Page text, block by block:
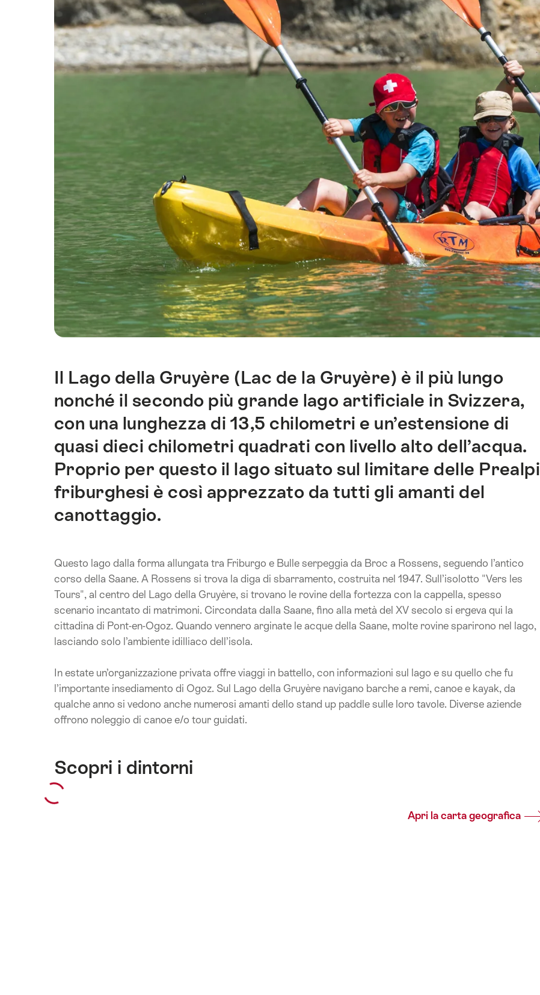
Introduzione
Il Lago della Gruyère (Lac de la Gruyère) è il più lungo
nonché il secondo più grande lago artificiale in Svizzera,
con una lunghezza di 13,5 chilometri e un’estensione di
quasi dieci chilometri quadrati con livello alto dell’acqua.
Proprio per questo il lago situato sul limitare delle Prealpi
friburghesi è così apprezzato da tutti gli amanti del
canottaggio.
Questo lago dalla forma allungata tra Friburgo e Bulle serpeggia da Broc a Rossens, seguendo l’antico
corso della Saane. A Rossens si trova la diga di sbarramento, costruita nel 1947. Sull’isolotto "Vers les
Tours", al centro del Lago della Gruyère, si trovano le rovine della fortezza con la cappella, spesso
scenario incantato di matrimoni. Circondata dalla Saane, fino alla metà del XV secolo si ergeva qui la
cittadina di Pont-en-Ogoz. Quando vennero arginate le acque della Saane, molte rovine sparirono nel lago,
lasciando solo l’ambiente idilliaco dell’isola.
In estate un’organizzazione privata offre viaggi in battello, con informazioni sul lago e su quello che fu
l’importante insediamento di Ogoz. Sul Lago della Gruyère navigano barche a remi, canoe e kayak, da
qualche anno si vedono anche numerosi amanti dello stand up paddle sulle loro tavole. Diverse aziende
offrono noleggio di canoe e/o tour guidati.
Scopri i dintorni
Apri la carta geografica